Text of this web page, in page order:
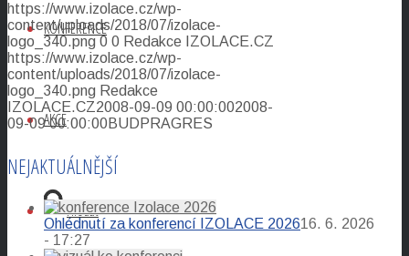
KONFERENCE
AKCE
Hledat
https://www.izolace.cz/wp-
content/uploads/2018/07/izolace-
logo_340.png 0 0 Redakce IZOLACE.CZ
https://www.izolace.cz/wp-
content/uploads/2018/07/izolace-
logo_340.png Redakce
IZOLACE.CZ2008-09-09 00:00:002008-
09-09 00:00:00 BUDPRAGRES
NEJAKTUÁLNĚJŠÍ
Ohlédnutí za konferencí IZOLACE 202616. 6. 2026
- 17:27